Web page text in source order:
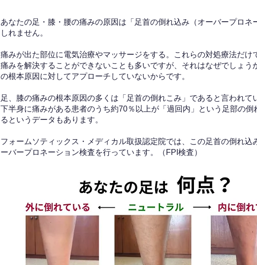
あなたの足・膝・腰の痛みの原因は「足首の倒れ込み（オーバープロネ
しれません。
痛みが出た部位に電気治療やマッサージをする。これらの対処療法だけ
痛みを解決することができないことも多いですが、それはなぜでしょう
の根本原因に対してアプローチしていないからです。
足、膝の痛みの根本原因の多くは「足首の倒れこみ」であると言われて
下半身に痛みがある患者のうち約70％以上が「過回内」という足部の倒
るというデータもあります。
フォームソティックス・メディカル取扱認定院では、この足首の倒れ込
ーバープロネーション検査を行っています。（FPI検査）​